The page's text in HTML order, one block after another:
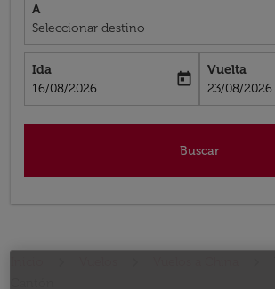
A
Seleccionar destino
Ida
fc-booking-departure-date-aria-label
16/08/2026
today
Vuelta
fc-booking-
23/08/2026
Buscar